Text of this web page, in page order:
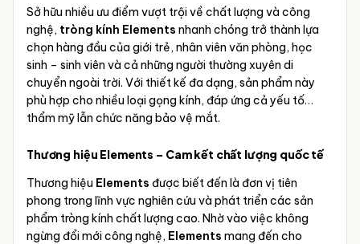
Sở hữu nhiều ưu điểm vượt trội về chất lượng và công
nghệ, tròng kính Elements nhanh chóng trở thành lựa
chọn hàng đầu của giới trẻ, nhân viên văn phòng, học
sinh – sinh viên và cả những người thường xuyên di
chuyển ngoài trời. Với thiết kế đa dạng, sản phẩm này
phù hợp cho nhiều loại gọng kính, đáp ứng cả yếu tố
thẩm mỹ lẫn chức năng bảo vệ mắt.
Thương hiệu Elements – Cam kết chất lượng quốc tế
Thương hiệu Elements được biết đến là đơn vị tiên
phong trong lĩnh vực nghiên cứu và phát triển các sản
phẩm tròng kính chất lượng cao. Nhờ vào việc không
ngừng đổi mới công nghệ, Elements mang đến cho